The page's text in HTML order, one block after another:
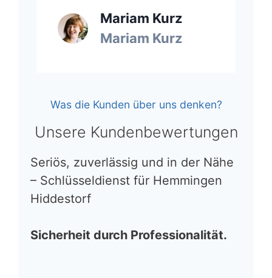
Mariam Kurz
Mariam Kurz
Was die Kunden über uns denken?
Unsere Kundenbewertungen
Seriös, zuverlässig und in der Nähe
– Schlüsseldienst für Hemmingen
Hiddestorf
Sicherheit durch Professionalität.